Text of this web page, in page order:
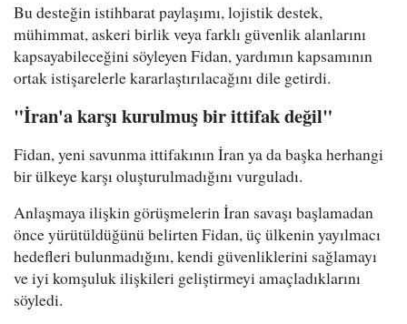
Bu desteğin istihbarat paylaşımı, lojistik destek,
mühimmat, askeri birlik veya farklı güvenlik alanlarını
kapsayabileceğini söyleyen Fidan, yardımın kapsamının
ortak istişarelerle kararlaştırılacağını dile getirdi.
"İran'a karşı kurulmuş bir ittifak değil"
Fidan, yeni savunma ittifakının İran ya da başka herhangi
bir ülkeye karşı oluşturulmadığını vurguladı.
Anlaşmaya ilişkin görüşmelerin İran savaşı başlamadan
önce yürütüldüğünü belirten Fidan, üç ülkenin yayılmacı
hedefleri bulunmadığını, kendi güvenliklerini sağlamayı
ve iyi komşuluk ilişkileri geliştirmeyi amaçladıklarını
söyledi.